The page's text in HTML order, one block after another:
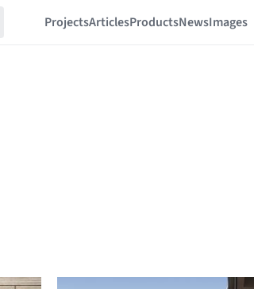
ProjectsArticlesProductsNewsImages